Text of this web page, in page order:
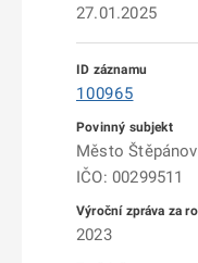
27.01.2025
100965
Město Štěpánov
IČO: 00299511
2023